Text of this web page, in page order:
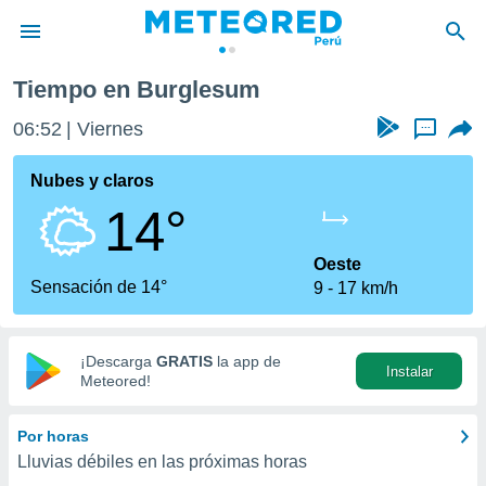
de
ha sido
calidad.
a este
las
y
digital
basada
Tiempo en Burglesum
06:52 Viernes ...
Nubes y claros
14°
Sensación de 14°
Oeste
9
17 km/h
¡Descarga GRATIS la app de
Meteored!
Instalar
Por horas
Lluvias débiles en las próximas horas